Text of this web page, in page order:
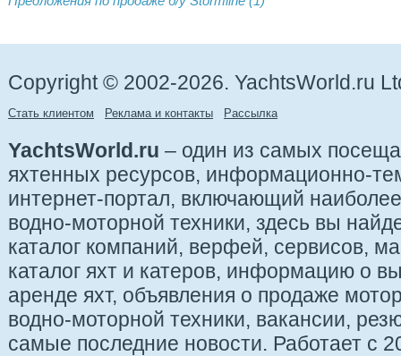
Copyright © 2002-2026. YachtsWorld.ru
Стать клиентом Реклама и контакты Рассылка
YachtsWorld.ru – один из самых
яхтенных ресурсов, информационно-
интернет-портал, включающий
водно-моторной техники, здесь вы
каталог компаний, верфей, сервисов,
каталог яхт и катеров, информацию о
аренде яхт, объявления о продаже
водно-моторной техники, вакансии,
самые последние новости. Работает с